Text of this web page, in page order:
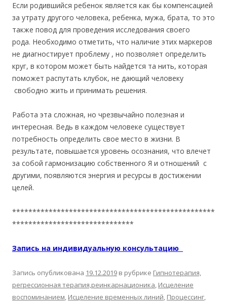
Если родившийся ребенок является как бы компенсацией
за утрату другого человека, ребенка, мужа, брата, то это
также повод для проведения исследования своего
рода. Необходимо отметить, что наличие этих маркеров
не диагностирует проблему , но позволяет определить
круг, в котором может быть найдется та нить, которая
поможет распутать клубок, не дающий человеку
свободно жить и принимать решения.
Работа эта сложная, но чрезвычайно полезная и
интересная. Ведь в каждом человеке существует
потребность определить свое место в жизни. В
результате, повышается уровень осознания, что влечет
за собой гармонизацию собственного Я и отношений с
другими, появляются энергия и ресурсы в достижении
целей.
**************************************************
******************************
Запись на индивидуальную консультацию
Запись опубликована 19.12.2019 в рубрике Гипнотерапия,
регрессионная терапия,реинкарнационика, Исцеление
воспоминанием, Исцеление временных линий, Процессинг,